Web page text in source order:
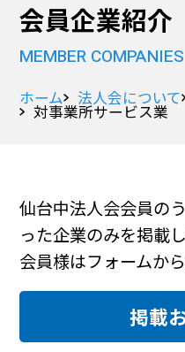
会員企業紹介
MEMBER COMPANIES
ホーム 法人会について
対事業所サービス業
仙台中法人会会員の
った企業のみを掲載し
会員様はフォームか
掲載